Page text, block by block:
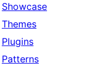
Showcase
Themes
Plugins
Patterns